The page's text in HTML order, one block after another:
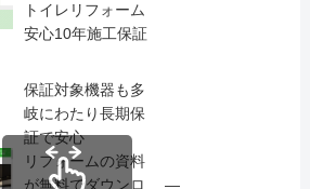
トイレリフォーム
安心10年施工保証
保証対象機器も多
岐にわたり長期保
証で安心
リフォームの資料
が無料でダウンロ
―